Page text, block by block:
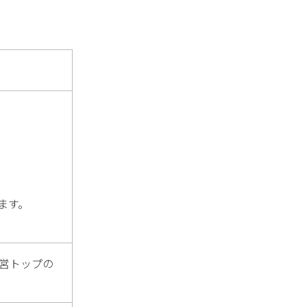
。
トップの